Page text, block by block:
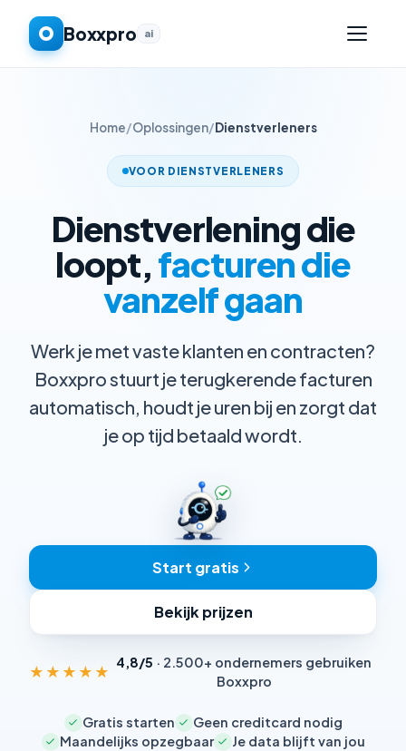
Boxxpro ai
Home/Oplossingen/Dienstverleners
VOOR DIENSTVERLENERS
Dienstverlening die
loopt,facturen die
vanzelf gaan
Werk je met vaste klanten en contracten?
Boxxpro stuurt je terugkerende facturen
automatisch, houdt je uren bij en zorgt dat
je op tijd betaald wordt.
Start gratis
Bekijk prijzen
★★★★★ 4,8/5 · 2.500+ ondernemers gebruiken
Boxxpro
Gratis starten
Geen creditcard nodig
Maandelijks opzegbaar
Je data blijft van jou